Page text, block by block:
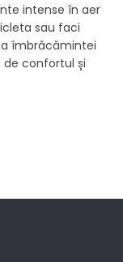
intense în aer
sau faci
îmbrăcămintei
confortul și
sport, astfel încât
celor mai